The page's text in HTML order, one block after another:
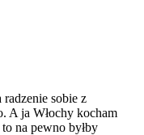
sobie z
A ja Włochy kocham
na pewno byłby